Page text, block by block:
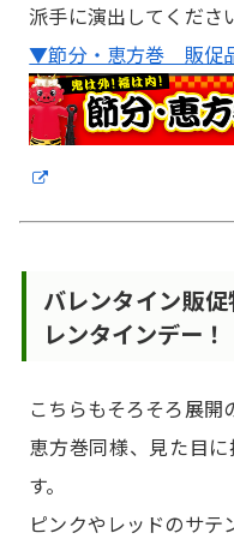
派手に演出してくださ
▼節分・恵方巻 販促
バレンタイン販
レンタインデー！
こちらもそろそろ展開
恵方巻同様、見た目
す。
ピンクやレッドのサテ